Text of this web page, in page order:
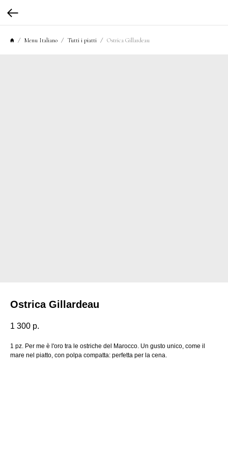
Menu Italiano Tutti i piatti Ostrica Gillardeau
Ostrica Gillardeau
1 300 р.
1 pz. Per me è l'oro tra le ostriche del Marocco. Un gusto unico, come il
mare nel piatto, con polpa compatta: perfetta per la cena.